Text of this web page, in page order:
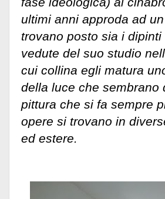
ultimi anni approda ad
trovano posto sia i
vedute del suo studio
cui collina egli matura
della luce che sembrano
pittura che si fa sempre
opere si trovano in
ed estere.